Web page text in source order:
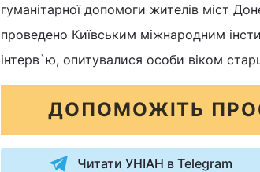
гуманітарної допомоги жителів міст
проведено Київським міжнародним
інтерв`ю, опитувалися особи віком
ДОПОМОЖІТЬ
Читати УНІАН в Telegram